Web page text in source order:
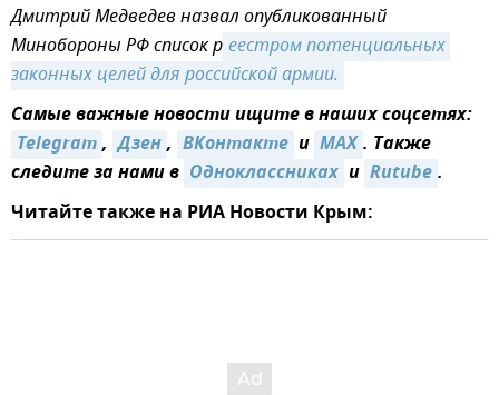
Дмитрий Медведев назвал опубликованный
Минобороны РФ список реестром потенциальных
законных целей для российской армии.
Самые важные новости ищите в наших соцсетях:
Telegram, Дзен, ВКонтакте и MAX. Также
следите за нами в Одноклассниках и Rutube.
Читайте также на РИА Новости Крым: